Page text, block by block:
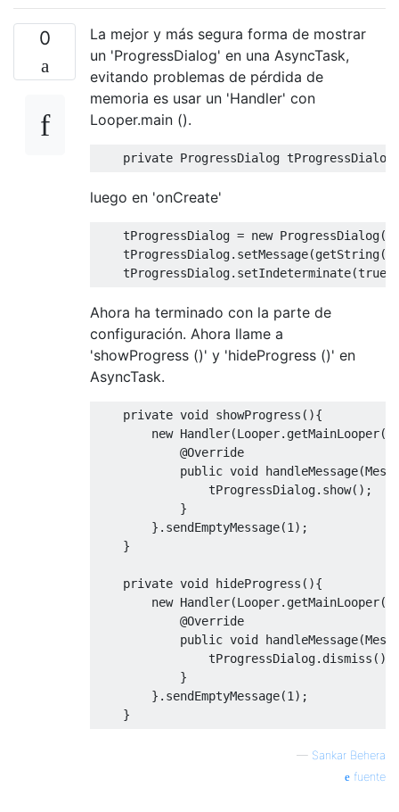
0
La mejor y más segura forma de mostrar
un 'ProgressDialog' en una AsyncTask,
evitando problemas de pérdida de
memoria es usar un 'Handler' con
Looper.main ().
private ProgressDialog tProgressDialog
luego en 'onCreate'
    tProgressDialog
= new ProgressDialog(
    tProgressDialog
. setMessage(getString(
    tProgressDialog
. setIndeterminate(true
Ahora ha terminado con la parte de
configuración. Ahora llame a
'showProgress ()' y 'hideProgress ()' en
AsyncTask.
private void showProgress (){
new Handler(Looper. getMainLooper
@Override
public void handleMessage(
                tProgressDialog
. show();
}
}. sendEmptyMessage(1 );
}
private void hideProgress (){
new Handler(Looper. getMainLooper
@Override
public void handleMessage(
                tProgressDialog
. dismiss ();
}
}. sendEmptyMessage(1 );
}
— Sankar Behera
fuente